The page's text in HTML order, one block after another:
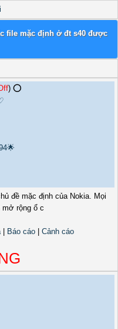
file mặc định ở đt s40 được
) ⭕️
đề mặc định của Nokia. Mọi
rộng ổ c
| Báo cáo
Cảnh cáo